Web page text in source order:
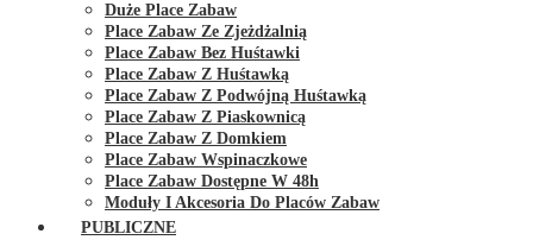
Duże Place Zabaw
Place Zabaw Ze Zjeżdżalnią
Place Zabaw Bez Huśtawki
Place Zabaw Z Huśtawką
Place Zabaw Z Podwójną Huśtawką
Place Zabaw Z Piaskownicą
Place Zabaw Z Domkiem
Place Zabaw Wspinaczkowe
Place Zabaw Dostępne W 48h
Moduły I Akcesoria Do Placów Zabaw
PUBLICZNE